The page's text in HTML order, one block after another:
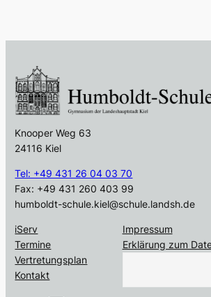
Knooper Weg 63
24116 Kiel
Tel: +49 431 26 04 03 70
Fax: +49 431 260 403 99
humboldt-schule.kiel@schule.landsh.de
iServ
Termine
Vertretungsplan
Kontakt
Impressum
Erklärung zum
c